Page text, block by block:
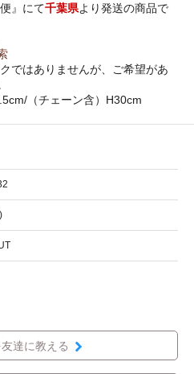
』にて千葉県より発送の商品で
ではありませんが、ご希望があ
（チェーン含）H30cm
達に教える